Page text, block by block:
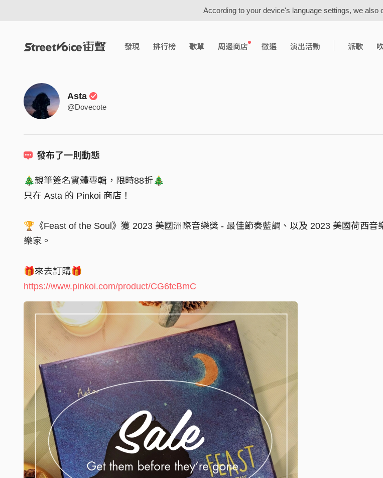
According to your device's language settings, we also
發現 排行榜 歌單 周邊商店 徵選 演出活動 派歌
Asta
@Dovecote
發布了一則動態
🎄親筆簽名實體專輯，限時88折🎄
只在 Asta 的 Pinkoi 商店！
🏆《Feast of the Soul》獲 2023 美國洲際音樂獎 - 最佳節奏藍調、以及 2023 美國荷西音
樂家。
🎁來去訂購🎁
https://www.pinkoi.com/product/CG6tcBmC